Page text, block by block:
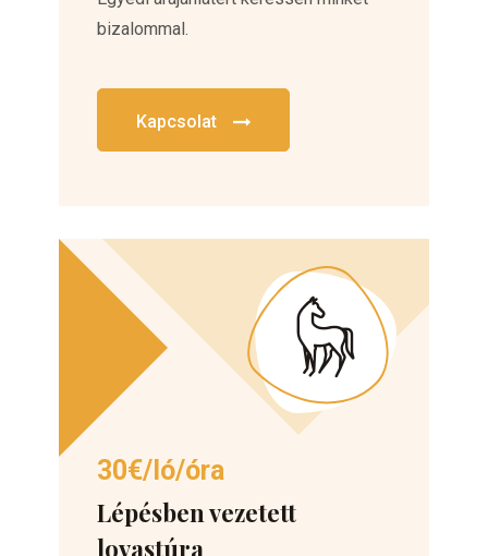
bizalommal.
Kapcsolat
30€/ló/óra
Lépésben vezetett
lovastúra